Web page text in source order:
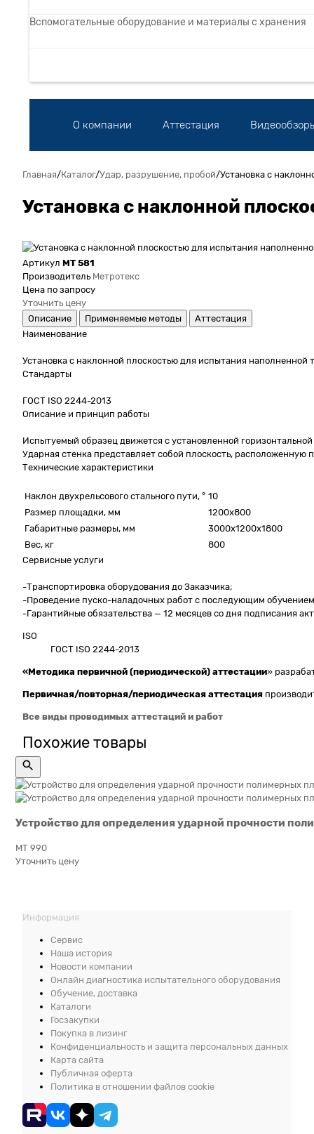
Вспомогательные оборудование и материалы с хранения
О компании Аттестация
Главная/Каталог/Удар, разрушение, пробой/Установка с
Установка с наклонной
Артикул МТ 581
Производитель Метротекс
Цена по запросу
Уточнить цену
Описание
Применяемые методы
Аттестация
Наименование
Установка с наклонной плоскостью для испытания наполненной
Стандарты
ГОСТ ISO 2244-2013
Описание и принцип работы
Испытуемый образец движется с установленной
Ударная стенка представляет собой плоскость, расположенную
Технические характеристики
Наклон двухрельсового стального пути, ° 10
Размер площадки, мм
1200х800
Габаритные размеры, мм
3000х1200х1800
Вес, кг
800
Сервисные услуги
-Транспортировка оборудования до Заказчика;
-Проведение пуско-наладочных работ с последующим
-Гарантийные обязательства — 12 месяцев со дня подписания
ISO
ГОСТ ISO 2244-2013
«Методика первичной (периодической) аттестации»
Первичная/повторная/периодическая аттестация
Все виды проводимых аттестаций и работ
Похожие товары
Устройство для определения ударной прочности
МТ 990
Уточнить цену
Информация
Сервис
Наша история
Новости компании
Онлайн диагностика испытательного оборудования
Обучение, доставка
Каталоги
Госзакупки
Покупка в лизинг
Конфиденциальность и защита персональных данных
Карта сайта
Публичная оферта
Политика в отношении файлов cookie